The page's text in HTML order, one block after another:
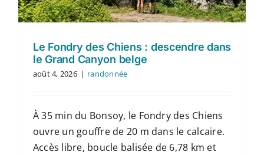
Le Fondry des Chiens : descendre dans
le Grand Canyon belge
août 4, 2026 | randonnée
À 35 min du Bonsoy, le Fondry des Chiens
ouvre un gouffre de 20 m dans le calcaire.
Accès libre, boucle balisée de 6,78 km et